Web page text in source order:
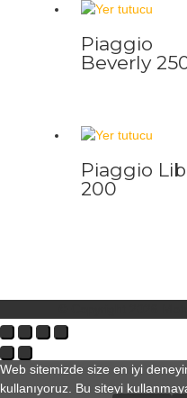
Piaggio
Beverly
Piaggio
200
Web sitemizde size en iyi
kullanıyoruz. Bu siteyi